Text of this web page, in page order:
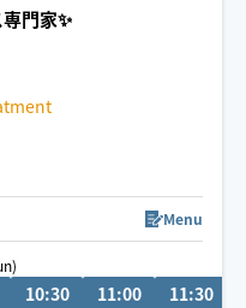
門家✨️
Menu
10:30 11:00 11:30